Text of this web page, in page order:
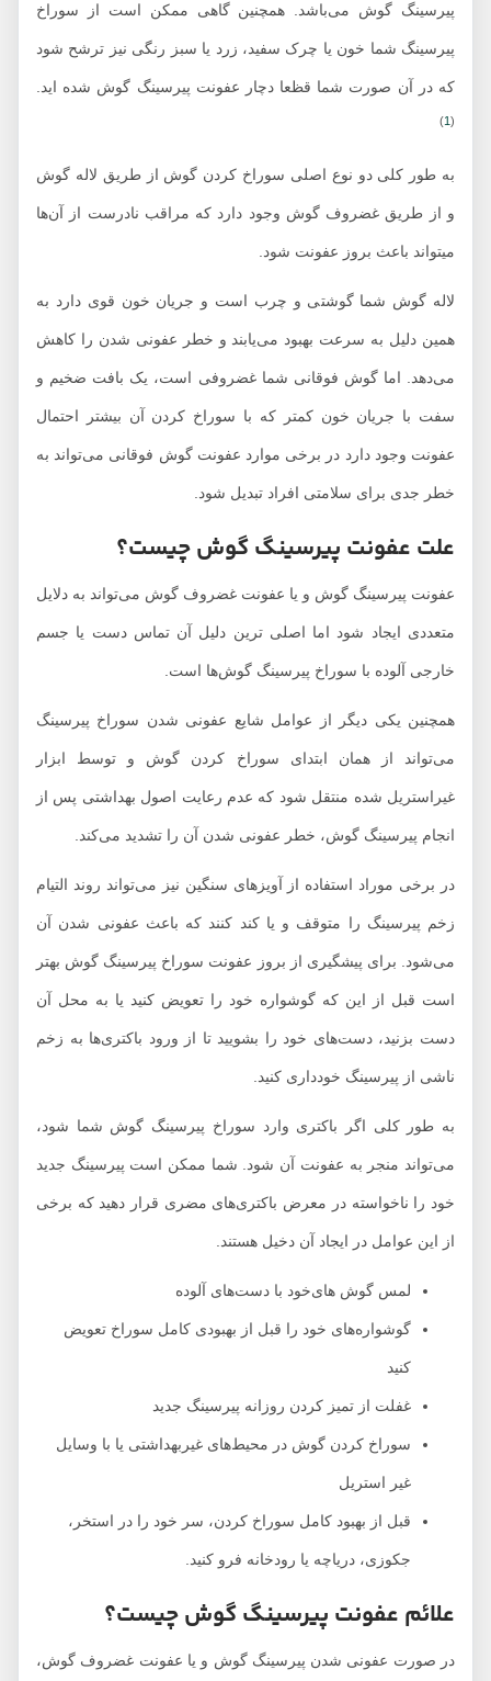
پیرسینگ گوش می‌باشد. همچنین گاهی ممکن است از سوراخ
پیرسینگ شما خون یا چرک سفید، زرد یا سبز رنگی نیز ترشح شود
که در آن صورت شما قظعا دچار عفونت پیرسینگ گوش شده اید.
به طور کلی دو نوع اصلی سوراخ کردن گوش از طریق لاله گوش
و از طریق غضروف گوش وجود دارد که مراقب نادرست از آن‌ها
میتواند باعث بروز عفونت شود.
لاله گوش شما گوشتی و چرب است و جریان خون قوی دارد به
همین دلیل به سرعت بهبود می‌یابند و خطر عفونی شدن را کاهش
می‌دهد. اما گوش فوقانی شما غضروفی است، یک بافت ضخیم و
سفت با جریان خون کمتر که با سوراخ کردن آن بیشتر احتمال
عفونت وجود دارد در برخی موارد عفونت گوش فوقانی می‌تواند به
خطر جدی برای سلامتی افراد تبدیل شود.
علت عفونت پیرسینگ گوش چیست؟
عفونت پیرسینگ گوش و یا عفونت غضروف گوش می‌تواند به دلایل
متعددی ایجاد شود اما اصلی ترین دلیل آن تماس دست یا جسم
خارجی آلوده با سوراخ پیرسینگ گوش‌ها است.‌
همچنین یکی دیگر از عوامل شایع عفونی شدن سوراخ پیرسینگ
می‌تواند از همان ابتدای سوراخ کردن گوش و توسط ابزار
غیراستریل شده منتقل شود که عدم رعایت اصول بهداشتی پس از
انجام پیرسینگ گوش، خطر عفونی شدن آن را تشدید می‌کند.
در برخی موراد استفاده از آویزهای سنگین نیز می‌تواند روند التیام
زخم پیرسینگ را متوقف و یا کند کنند که باعث عفونی شدن آن
می‌شود. برای پیشگیری از بروز عفونت سوراخ پیرسینگ گوش بهتر
است قبل از این که گوشواره خود را تعویض کنید یا به محل آن
دست بزنید، دست­‌های خود را بشویید تا از ورود باکتری‌ها به زخم
ناشی از پیرسینگ خودداری کنید.
به طور کلی اگر باکتری وارد سوراخ پیرسینگ گوش شما شود،
می‌تواند منجر به عفونت آن شود. شما ممکن است پیرسینگ جدید
خود را ناخواسته در معرض باکتری‌های مضری قرار دهید که برخی
از این عوامل در ایجاد آن دخیل هستند.
لمس گوش های‌خود با دست‌های آلوده
گوشواره‌های خود را قبل از بهبودی کامل سوراخ تعویض
غفلت از تمیز کردن روزانه پیرسینگ جدید
سوراخ کردن گوش در محیط‌های غیربهداشتی یا با وسایل
غیر استریل
قبل از بهبود کامل سوراخ کردن، سر خود را در استخر،
جکوزی، دریاچه یا رودخانه فرو کنید.
علائم عفونت پیرسینگ گوش چیست؟
در صورت عفونی شدن پیرسینگ گوش و یا عفونت غضروف گوش،